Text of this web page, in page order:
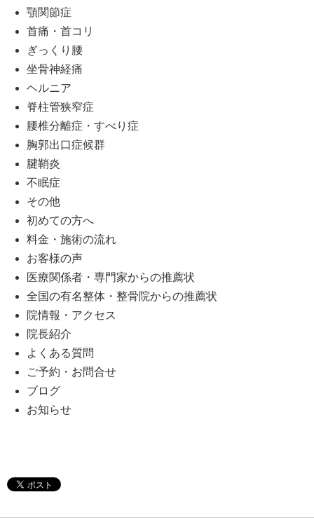
顎関節症
首痛・首コリ
ぎっくり腰
坐骨神経痛
ヘルニア
脊柱管狭窄症
腰椎分離症・すべり症
胸郭出口症候群
腱鞘炎
不眠症
その他
初めての方へ
料金・施術の流れ
お客様の声
医療関係者・専門家からの推薦状
全国の有名整体・整骨院からの推薦状
院情報・アクセス
院長紹介
よくある質問
ご予約・お問合せ
ブログ
お知らせ